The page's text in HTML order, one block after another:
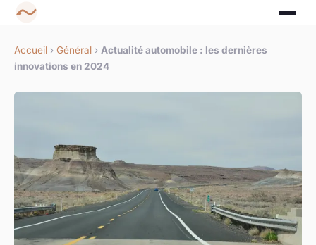
Accueil › Général › Actualité automobile : les dernières
innovations en 2024